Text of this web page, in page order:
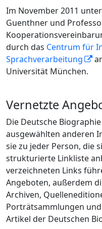
Im November 2011
Guenthner und
durch das Centrum für
Sprachverarbeitung
Universität München.
Vernetzte
Die Deutsche
ausgewählten anderen
sie zu jeder Person, die
strukturierte Linkliste
verzeichneten Links
Angeboten, außerdem
Archiven,
Porträtsammlungen
Artikel der Deutschen